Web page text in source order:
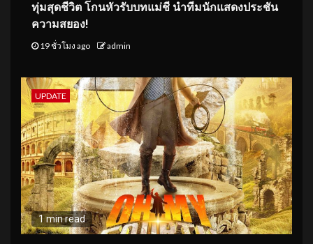
ทุ่มสุดชีวิต โกนหัวรับบทแม่ชี นำทีมนักแสดงประชัน
ความสยอง!
19 ชั่วโมง ago admin
UPDATE
1 min read